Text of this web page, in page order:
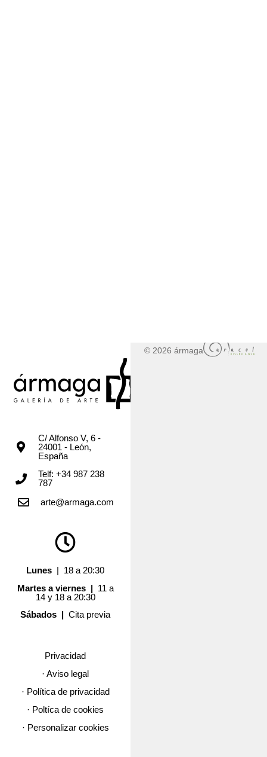
C/ Alfonso V, 6 -
24001 - León,
España
Telf: +34 987 238
787
arte@armaga.com
Lunes | 18 a 20:30
Martes a viernes | 11 a
14 y 18 a 20:30
Sábados |Cita previa
Privacidad
· Aviso legal
· Política de privacidad
· Poltíca de cookies
· Personalizar cookies
© 2026 ármaga